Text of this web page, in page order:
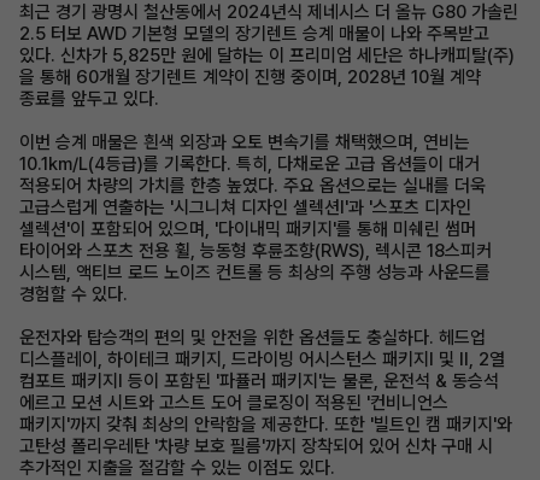
최근 경기 광명시 철산동에서 2024년식 제네시스 더 올뉴 G80 가솔린
2.5 터보 AWD 기본형 모델의 장기렌트 승계 매물이 나와 주목받고
있다. 신차가 5,825만 원에 달하는 이 프리미엄 세단은 하나캐피탈(주)
을 통해 60개월 장기렌트 계약이 진행 중이며, 2028년 10월 계약
종료를 앞두고 있다.
이번 승계 매물은 흰색 외장과 오토 변속기를 채택했으며, 연비는
10.1km/L(4등급)를 기록한다. 특히, 다채로운 고급 옵션들이 대거
적용되어 차량의 가치를 한층 높였다. 주요 옵션으로는 실내를 더욱
고급스럽게 연출하는 '시그니쳐 디자인 셀렉션Ⅰ'과 '스포츠 디자인
셀렉션'이 포함되어 있으며, '다이내믹 패키지'를 통해 미쉐린 썸머
타이어와 스포츠 전용 휠, 능동형 후륜조향(RWS), 렉시콘 18스피커
시스템, 액티브 로드 노이즈 컨트롤 등 최상의 주행 성능과 사운드를
경험할 수 있다.
운전자와 탑승객의 편의 및 안전을 위한 옵션들도 충실하다. 헤드업
디스플레이, 하이테크 패키지, 드라이빙 어시스턴스 패키지Ⅰ 및 Ⅱ, 2열
컴포트 패키지Ⅰ 등이 포함된 '파퓰러 패키지'는 물론, 운전석 & 동승석
에르고 모션 시트와 고스트 도어 클로징이 적용된 '컨비니언스
패키지'까지 갖춰 최상의 안락함을 제공한다. 또한 '빌트인 캠 패키지'와
고탄성 폴리우레탄 '차량 보호 필름'까지 장착되어 있어 신차 구매 시
추가적인 지출을 절감할 수 있는 이점도 있다.